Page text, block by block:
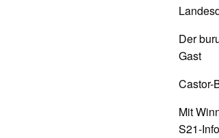
Der
Gast
Castor-
Mit
S21-